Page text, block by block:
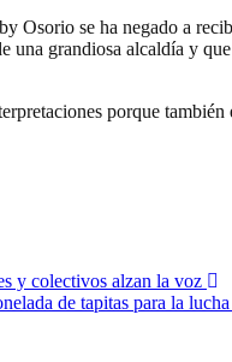
se ha negado a
grandiosa alcaldía y
porque
y colectivos alzan la voz
de tapitas para la